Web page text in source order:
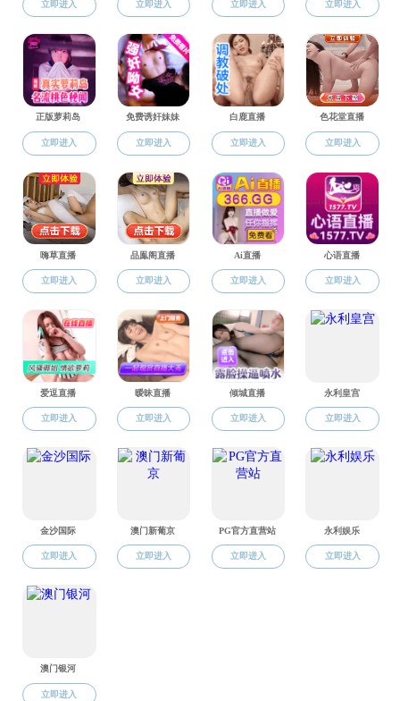
科研信息
项目申报
学术动态
学术会议
主办会议
国内会议
国际会议
科研获奖
科研制度
科技创新平台
成